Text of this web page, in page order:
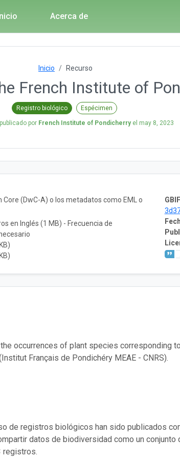
Acerca de
Inicio Recurso
French Institute of
Registro biológico Espécimen
por French Institute of Pondicherryel may 8, 2023
(DwC-A) o los metadatos como EML o
en Inglés (1 MB) - Frecuencia de
occurrences of plant species corresponding
Français de Pondichéry MEAE - CNRS).
de registros biológicos han sido publicados
datos de biodiversidad como un
registros.